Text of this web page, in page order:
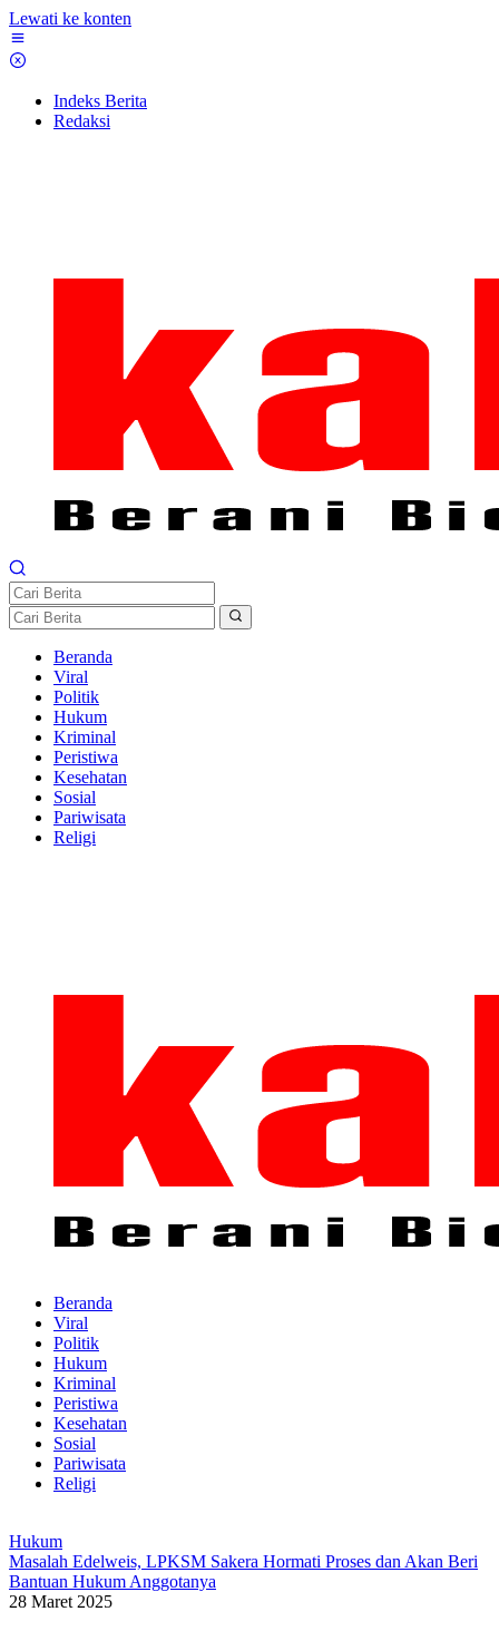
Lewati ke konten
Indeks Berita
Redaksi
Beranda
Viral
Politik
Hukum
Kriminal
Peristiwa
Kesehatan
Sosial
Pariwisata
Religi
Beranda
Viral
Politik
Hukum
Kriminal
Peristiwa
Kesehatan
Sosial
Pariwisata
Religi
Hukum
Masalah Edelweis, LPKSM Sakera Hormati Proses dan Akan Beri
Bantuan Hukum Anggotanya
28 Maret 2025